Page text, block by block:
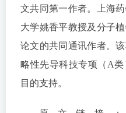
文共同第一作者。上海
大学姚香平教授及分子
论文的共同通讯作者。
略性先导科技专项（A
目的支持。